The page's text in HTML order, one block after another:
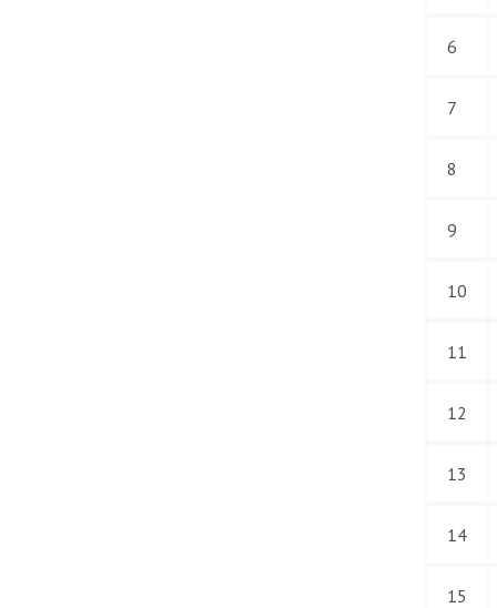
6
7
8
9
10
11
12
13
14
15